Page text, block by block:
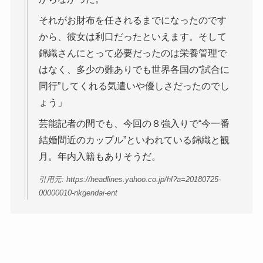
それがお財布を任されるまでになったのです
から、彼女は利口だったといえます。そして
錦織さんにとって必要だったのは栄養管理で
はなく、多少の難ありでも世界各国の“試合に
同行”してくれる気遣いや優しさだったのでし
ょう」
芸能記者の間でも、今回の８強入りで“今一番
結婚間近のカップル”といわれている錦織と観
月。年内入籍もありそうだ。
引用元: https://headlines.yahoo.co.jp/hl?a=20180725-
00000010-nkgendai-ent